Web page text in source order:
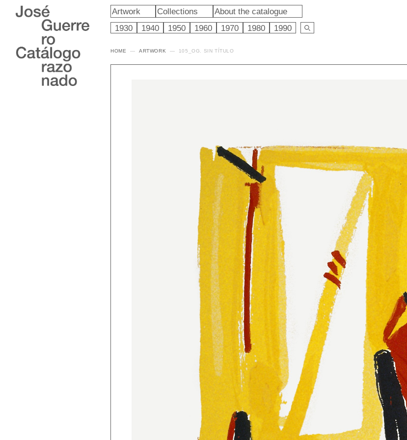
Artwork Collections
About the catalogue
1930
1940 1950 1960 1970 1980 1990
HOME ARTWORK 105_OG. SIN TÍTULO